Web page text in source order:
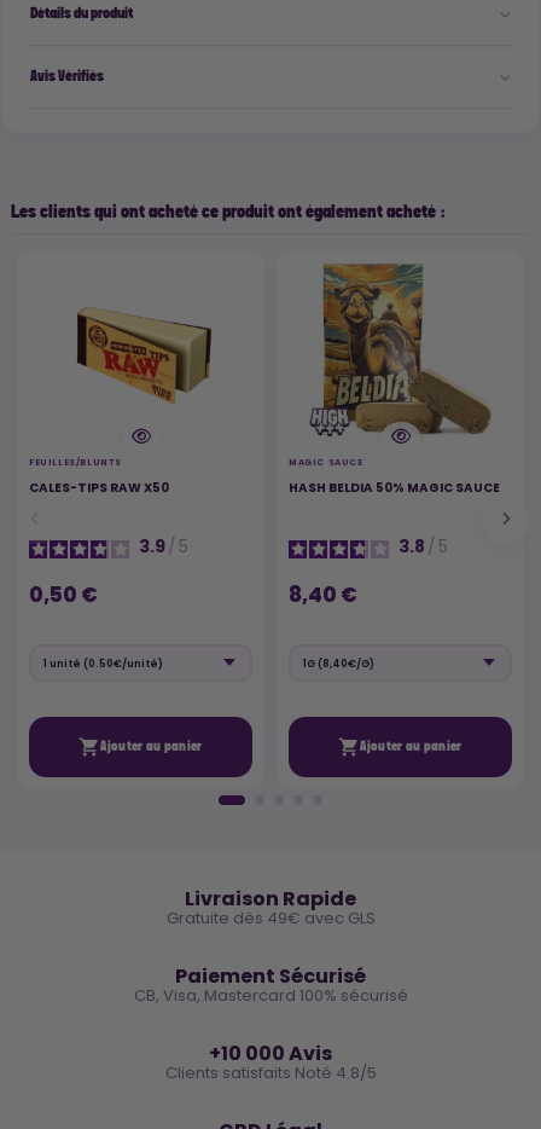
Détails du produit
Avis Vérifiés
Les clients qui ont acheté ce produit ont également acheté :
FEUILLES/BLUNTS
CALES-TIPS RAW X50
3.9/ 5
0,50 €
Ajouter au panier
MAGIC SAUCE
HASH BELDIA 50% MAGIC SAUCE
3.8 / 5
8,40 €
Ajouter au panier
Livraison Rapide
Gratuite dès 49€ avec GLS
Paiement Sécurisé
CB, Visa, Mastercard 100% sécurisé
+10 000 Avis
Clients satisfaits Noté 4.8/5